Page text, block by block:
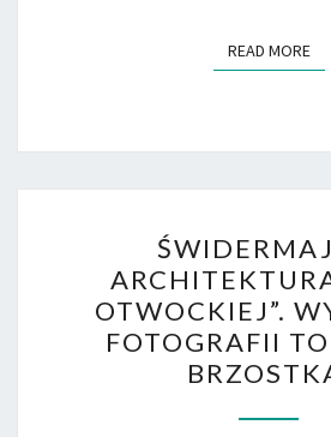
READ MORE
„LINII
OTWOCKIEJ”.
FOTOGRAFII